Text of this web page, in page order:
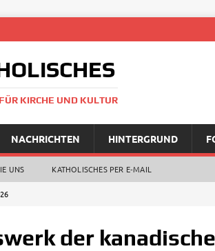
KIRCHE UND KULTUR
NACHRICHTEN HINTERGRUND
UNS KATHOLISCHES PER E‑MAIL
der